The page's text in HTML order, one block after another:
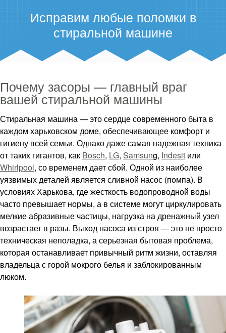
Исправим любые поломки в
стиральной машине
Почему засоры — главный враг
вашей стиральной машины
Стиральная машина — это сердце современного быта в
каждом харьковском доме, обеспечивающее комфорт и
гигиену всей семьи. Однако даже самая надежная техника
от таких гигантов, как Bosch, LG, Samsung, Indesit или
Whirlpool, со временем дает сбой. Одной из наиболее
уязвимых деталей является сливной насос (помпа). В
условиях Харькова, где жесткость водопроводной воды
часто превышает нормы, а в системе могут циркулировать
мелкие абразивные частицы, нагрузка на дренажный узел
возрастает в разы. Выход насоса из строя — это не просто
техническая неполадка, а серьезная бытовая проблема,
которая останавливает привычный ритм жизни, оставляя
владельца с горой мокрого белья и заблокированным
люком.